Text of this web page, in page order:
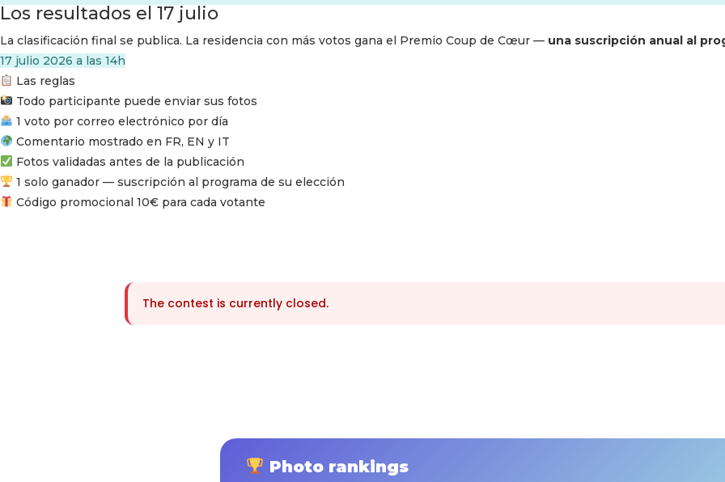
Los resultados el 17 julio
La clasificación final se publica. La residencia con más votos gana el Premio Coup de Cœur — una suscripción anual al
17 julio 2026 a las 14h
Las reglas
Todo participante puede enviar sus fotos
1 voto por correo electrónico por día
Comentario mostrado en FR, EN y IT
Fotos validadas antes de la publicación
1 solo ganador — suscripción al programa de su elección
Código promocional 10€ para cada votante
The contest is currently closed.
Photo rankings